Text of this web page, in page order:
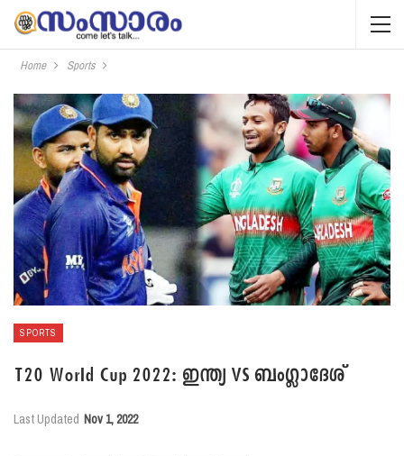
Home Sports
SPORTS
T20 World Cup 2022: ഇന്ത്യ VS ബംഗ്ലാദേശ്
Last Updated Nov 1, 2022